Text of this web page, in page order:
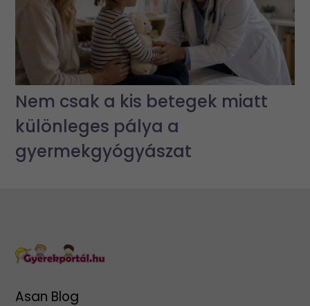
Nem csak a kis betegek miatt
különleges pálya a
gyermekgyógyászat
Asan Blog